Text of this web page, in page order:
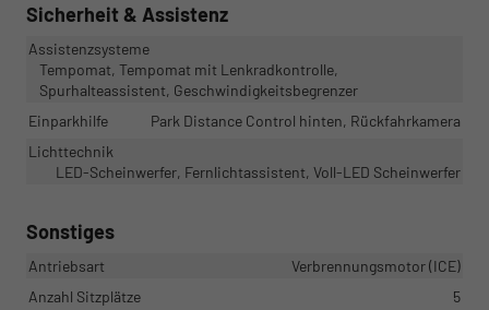
Sicherheit & Assistenz
Assistenzsysteme
Tempomat, Tempomat mit Lenkradkontrolle,
Spurhalteassistent, Geschwindigkeitsbegrenzer
Einparkhilfe
Park Distance Control hinten, Rückfahrkamera
Lichttechnik
LED-Scheinwerfer, Fernlichtassistent, Voll-LED Scheinwerfer
Sonstiges
Antriebsart
Verbrennungsmotor (ICE)
Anzahl Sitzplätze
5